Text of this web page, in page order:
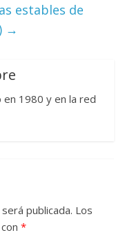
estables de
→
en 1980 y en la red
publicada. Los
con*